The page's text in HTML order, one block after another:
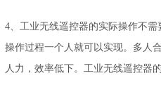
4、工业无线遥控器的实际操作不
操作过程一个人就可以实现。多人
人力，效率低下。工业无线遥控器